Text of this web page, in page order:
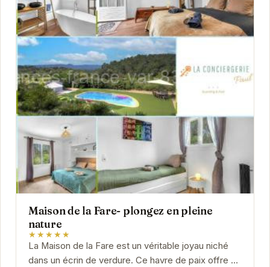
Maison de la Fare- plongez en pleine
nature
★★★★★
La Maison de la Fare est un véritable joyau niché
dans un écrin de verdure. Ce havre de paix offre un